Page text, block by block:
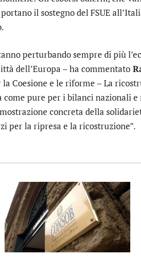
il sostegno del FSUE
perturbando sempre di più
dell’Europa – ha commentato
la Coesione e le riforme – La
pure per i bilanci nazionali
concreta della
per la ripresa e la ricostruzione”.